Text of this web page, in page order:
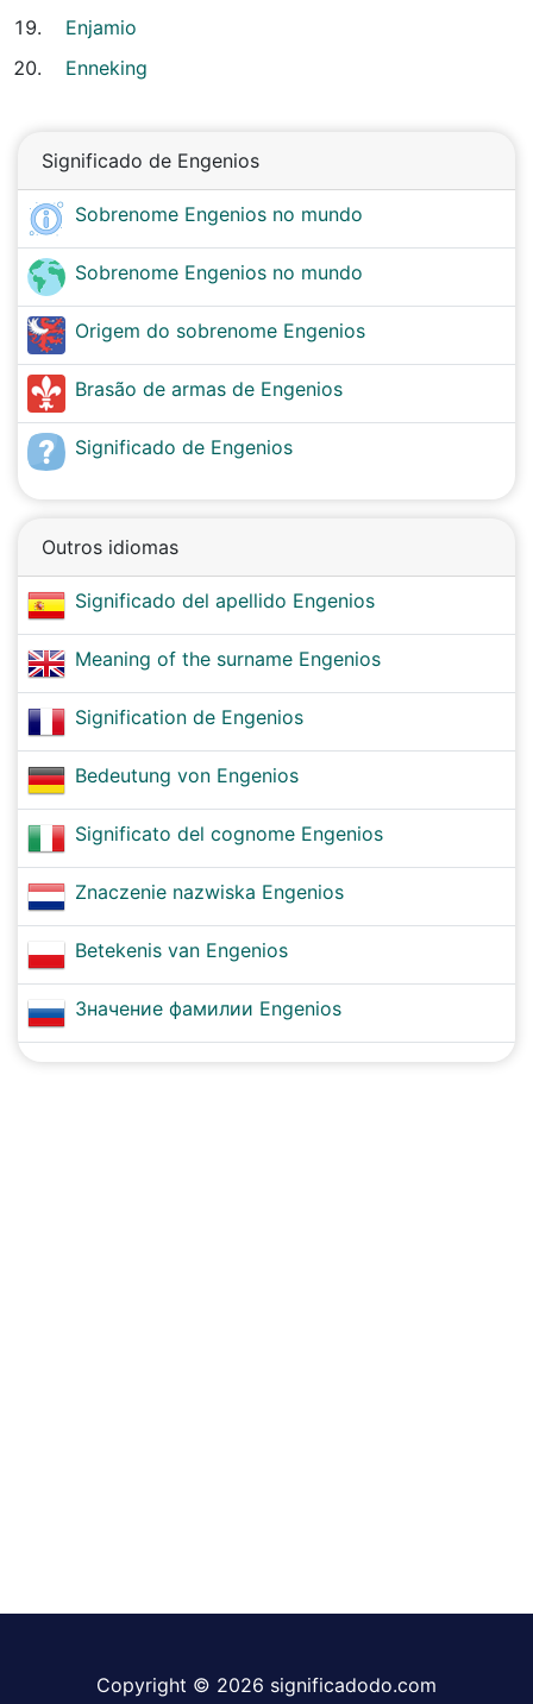
Enjamio
Enneking
Significado de Engenios
Sobrenome Engenios no mundo
Sobrenome Engenios no mundo
Origem do sobrenome Engenios
Brasão de armas de Engenios
Significado de Engenios
Outros idiomas
Significado del apellido Engenios
Meaning of the surname Engenios
Signification de Engenios
Bedeutung von Engenios
Significato del cognome Engenios
Znaczenie nazwiska Engenios
Betekenis van Engenios
Значение фамилии Engenios
Copyright © 2026 significadodo.com